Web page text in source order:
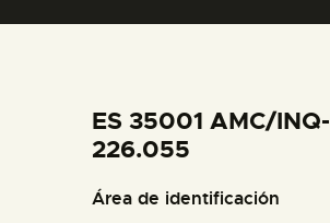
COLECCIONES
ES 35001 AMC/INQ-
226.055
Área de identificación